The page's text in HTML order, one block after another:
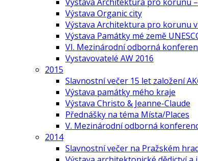
Výstava Organic city
Výstava Architektura pro korunu
Výstava Památky mé země
VI. Mezinárodní odborná
Vystavovatelé AW 2016
2015
Slavnostní večer 15 let založení
Výstava památky mého kraje
Výstava Christo & Jeanne-Claude
Přednášky na téma Místa/Places
V. Mezinárodní odborná
2014
Slavnostní večer na Pražském